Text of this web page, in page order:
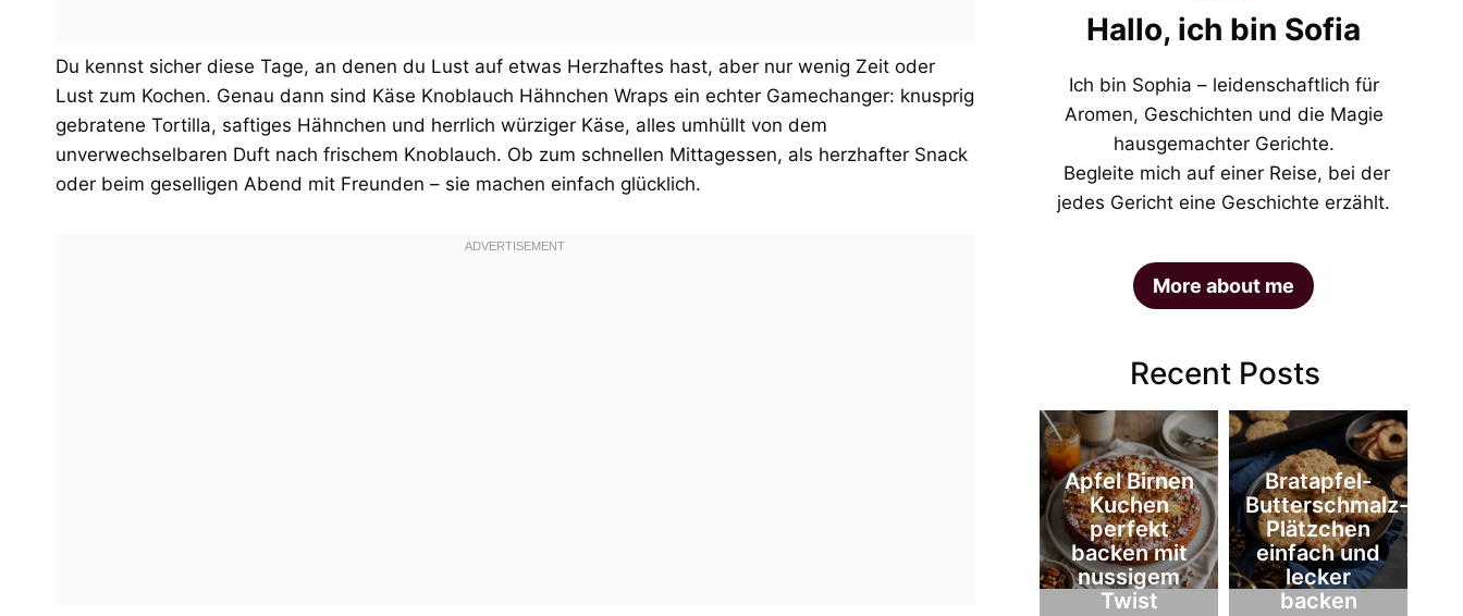
Du kennst sicher diese Tage, an denen du Lust auf etwas Herzhaftes hast, aber nur wenig Zeit oder
Lust zum Kochen. Genau dann sind Käse Knoblauch Hähnchen Wraps ein echter Gamechanger: knusprig
gebratene Tortilla, saftiges Hähnchen und herrlich würziger Käse, alles umhüllt von dem
unverwechselbaren Duft nach frischem Knoblauch. Ob zum schnellen Mittagessen, als herzhafter Snack
oder beim geselligen Abend mit Freunden – sie machen einfach glücklich.
Hallo, ich bin Sofia
Ich bin Sophia – leidenschaftlich für
Aromen, Geschichten und die Magie
hausgemachter Gerichte.
Begleite mich auf einer Reise, bei der
jedes Gericht eine Geschichte erzählt.
More about me
Recent Posts
Apfel Birnen
Kuchen
perfekt
backen mit
nussigem
Twist
Bratapfel-
Butterschmalz-
Plätzchen
einfach und
lecker
backen